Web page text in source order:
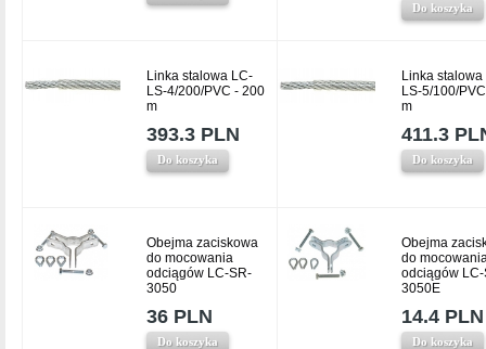
Do koszyka
Linka stalowa LC-
LS-4/200/PVC - 200
m
393.3 PLN
Do koszyka
Linka stalowa
LS-5/100/
m
411.3
Do koszyka
Obejma zaciskowa
do mocowania
odciągów LC-SR-
3050
36 PLN
Do koszyka
Obejma
do
odciągów
3050E
14.4 PLN
Do koszyka